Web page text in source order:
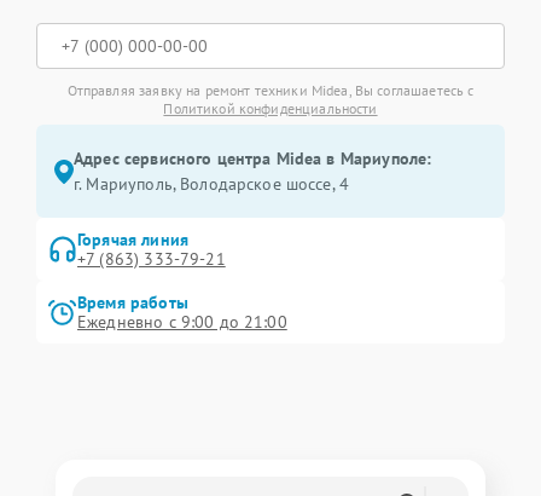
Отправляя заявку на ремонт техники Midea, Вы соглашаетесь с
Политикой конфиденциальности
Адрес сервисного центра Midea в Мариуполе:
г. Мариуполь, Володарское шоссе, 4
Горячая линия
+7 (863) 333-79-21
Время работы
Ежедневно с 9:00 до 21:00